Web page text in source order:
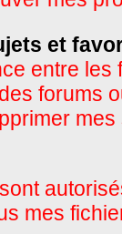
et
entre
forums
mes